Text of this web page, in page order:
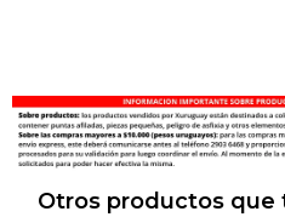
Otros productos que